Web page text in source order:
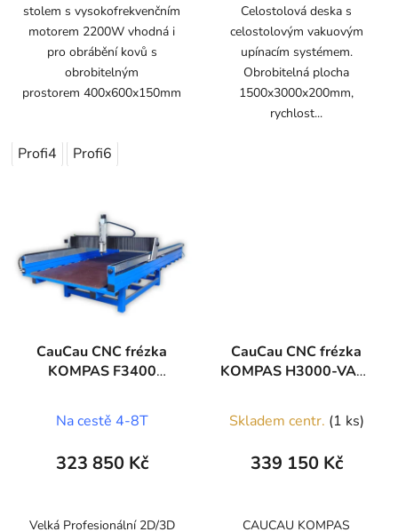
stolem s vysokofrekvenčním
motorem 2200W vhodná i
pro obrábění kovů s
obrobitelným
prostorem 400x600x150mm
Profi4 Profi6
Celostolová deska s
celostolovým vakuovým
upínacím systémem.
Obrobitelná plocha
1500x3000x200mm,
rychlost...
CauCau CNC frézka
KOMPAS F3400
Na cestě 4-8T
323 850 Kč
Velká Profesionální 2D/3D
CauCau CNC frézka
KOMPAS H3000-VAC-
Skladem centr. (1 ks)
339 150 Kč
CAUCAU KOMPAS